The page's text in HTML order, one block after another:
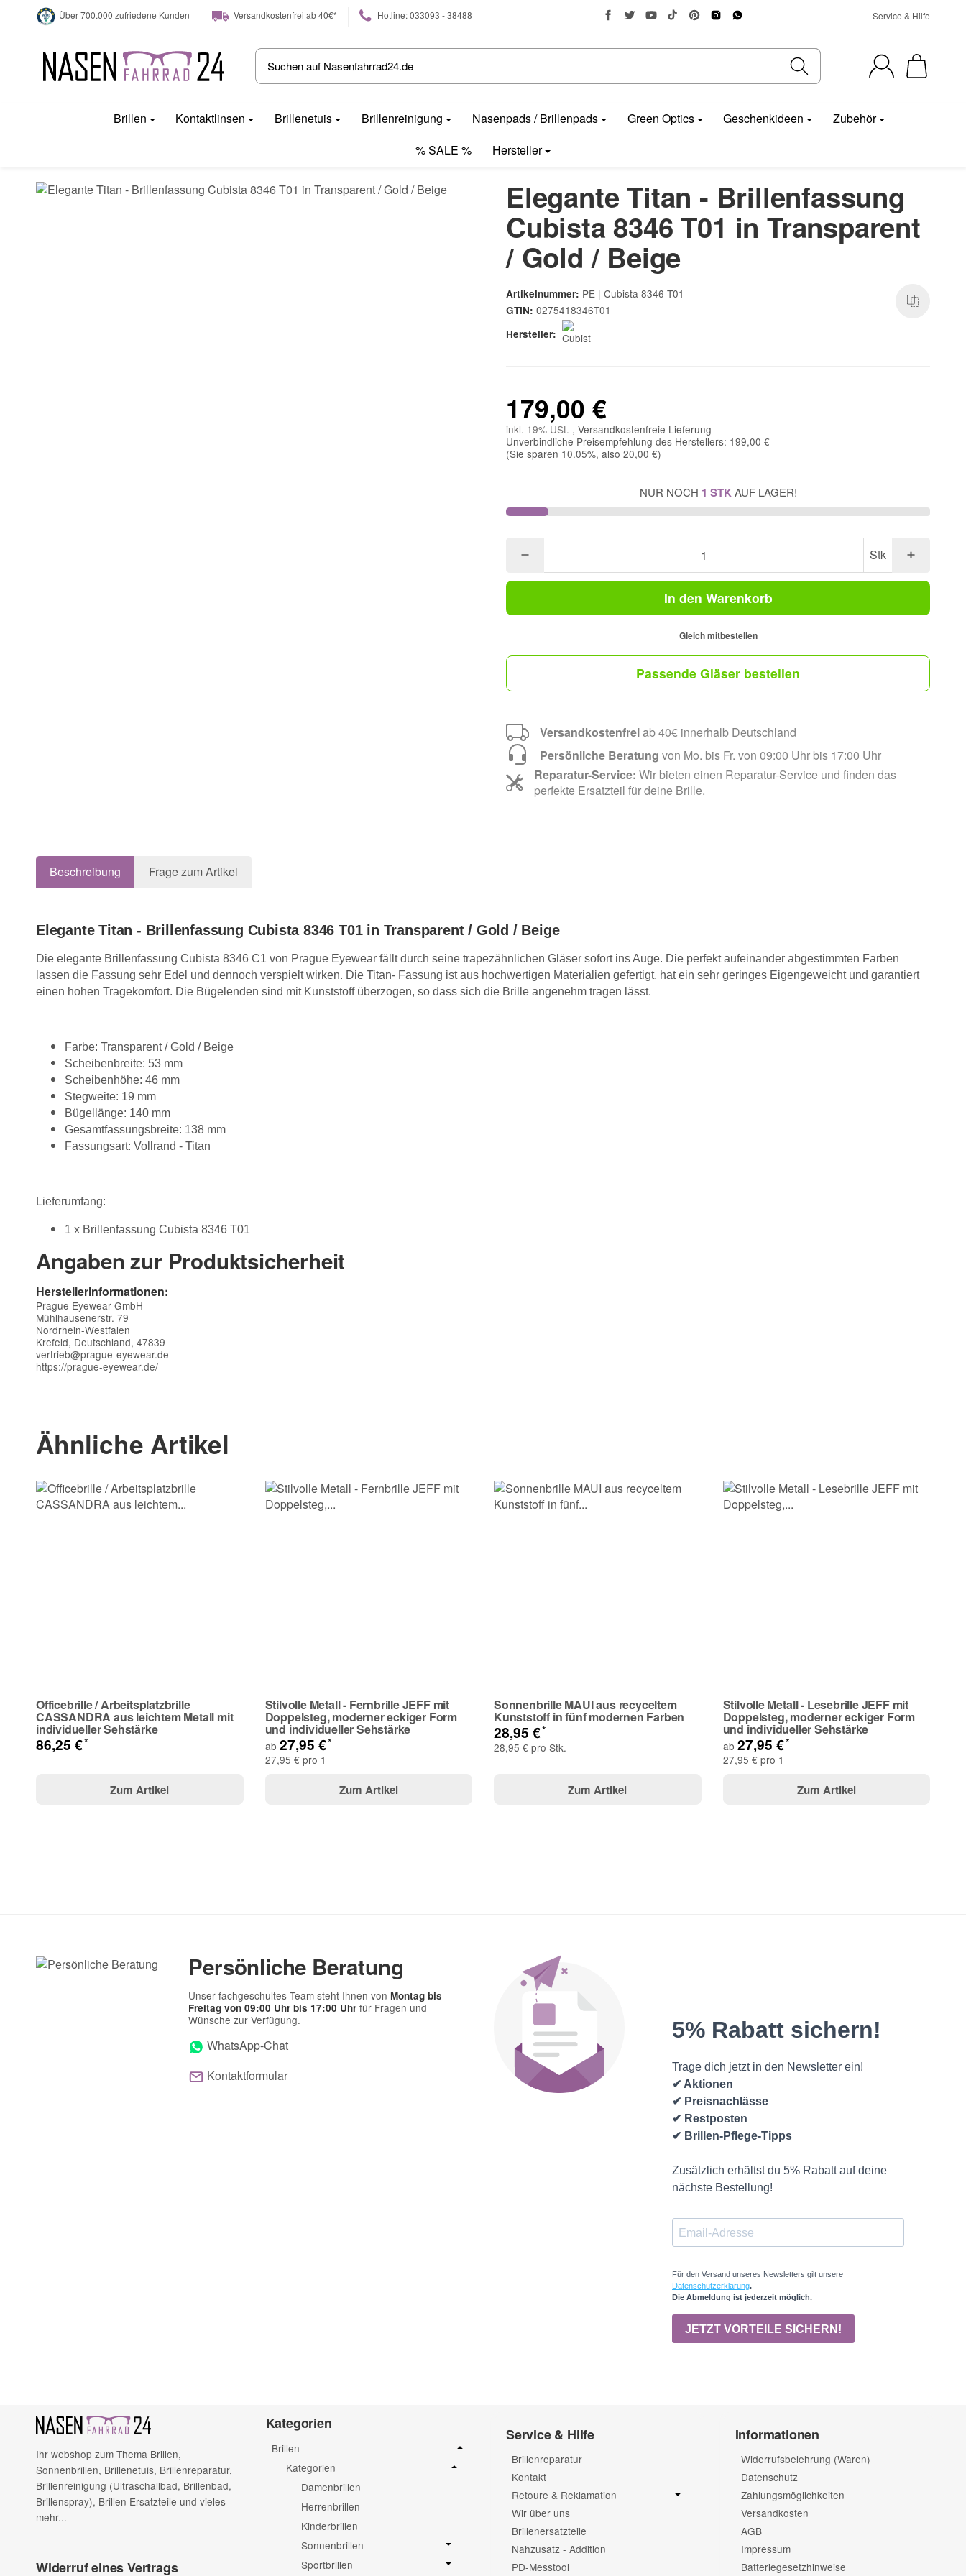
Über 700.000 zufriedene Kunden Versandkostenfrei ab 40€* Hotline: 033093 - 38488 Service & Hilfe
Brillen Kontaktlinsen Brillenetuis Brillenreinigung Nasenpads / Brillenpads Green Optics Geschenkideen
Zubehör
% SALE %
Hersteller
Elegante Titan - Brillenfassung
Cubista 8346 T01 in Transparent
/ Gold / Beige
Artikelnummer: PE | Cubista 8346 T01
GTIN: 0275418346T01
Hersteller:
179,00 €
inkl. 19% USt. , Versandkostenfreie Lieferung
Unverbindliche Preisempfehlung des Herstellers: 199,00 €
(Sie sparen 10.05%, also 20,00 €)
NUR NOCH 1 STK AUF LAGER!
Stk
In den Warenkorb
Gleich mitbestellen
Passende Gläser bestellen
Versandkostenfreiab 40€ innerhalb Deutschland
Persönliche Beratung von Mo. bis Fr. von 09:00 Uhr bis 17:00 Uhr
Reparatur-Service: Wir bieten einen Reparatur-Service und finden das
perfekte Ersatzteil für deine Brille.
Beschreibung Frage zum Artikel
Elegante Titan - Brillenfassung Cubista 8346 T01 in Transparent / Gold / Beige
Die elegante Brillenfassung Cubista 8346 C1 von Prague Eyewear fällt durch seine trapezähnlichen Gläser sofort ins Auge. Die perfekt aufeinander abgestimmten Farben
lassen die Fassung sehr Edel und dennoch verspielt wirken. Die Titan- Fassung ist aus hochwertigen Materialien gefertigt, hat ein sehr geringes Eigengeweicht und garantiert
einen hohen Tragekomfort. Die Bügelenden sind mit Kunststoff überzogen, so dass sich die Brille angenehm tragen lässt.
Farbe: Transparent / Gold / Beige
Scheibenbreite: 53 mm
Scheibenhöhe: 46 mm
Stegweite: 19 mm
Bügellänge: 140 mm
Gesamtfassungsbreite: 138 mm
Fassungsart: Vollrand - Titan
Lieferumfang:
1 x Brillenfassung Cubista 8346 T01
Angaben zur Produktsicherheit
Herstellerinformationen:
Prague Eyewear GmbH
Mühlhausenerstr. 79
Nordrhein-Westfalen
Krefeld, Deutschland, 47839
vertrieb@prague-eyewear.de
https://prague-eyewear.de/
E-Mail
Ähnliche Artikel
Officebrille / Arbeitsplatzbrille
CASSANDRA aus leichtem Metall mit
individueller Sehstärke
86,25 €*
Zum Artikel
Stilvolle Metall - Fernbrille JEFF mit
Doppelsteg, moderner eckiger Form
und individueller Sehstärke
ab 27,95 €*
27,95 € pro 1
Zum Artikel
Sonnenbrille MAUI aus recyceltem
Kunststoff in fünf modernen Farben
28,95 €*
28,95 € pro Stk.
Zum Artikel
Stilvolle Metall - Lesebrille JEFF mit
Doppelsteg, moderner eckiger Form
und individueller Sehstärke
ab 27,95 €*
27,95 € pro 1
Zum Artikel
Persönliche Beratung
Unser fachgeschultes Team steht Ihnen von Montag bis
Freitag von 09:00 Uhr bis 17:00 Uhr für Fragen und
Wünsche zur Verfügung.
WhatsApp-Chat
Kontaktformular
Ihr webshop zum Thema Brillen,
Sonnenbrillen, Brillenetuis, Brillenreparatur,
Brillenreinigung (Ultraschallbad, Brillenbad,
Brillenspray), Brillen Ersatzteile und vieles
mehr...
Widerruf eines Vertrags
Kategorien
Brillen
Kategorien
Damenbrillen
Herrenbrillen
Kinderbrillen
Sonnenbrillen
Sportbrillen
Service & Hilfe
Brillenreparatur
Kontakt
Retoure & Reklamation
Wir über uns
Brillenersatzteile
Nahzusatz - Addition
PD-Messtool
Informationen
Widerrufsbelehrung (Waren)
Datenschutz
Zahlungsmöglichkeiten
Versandkosten
AGB
Impressum
Batteriegesetzhinweise